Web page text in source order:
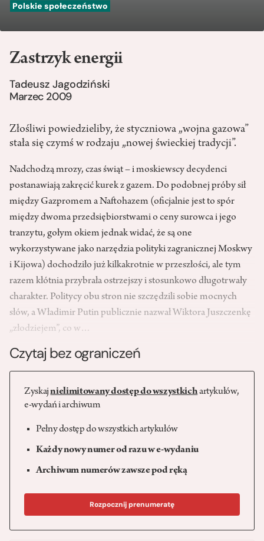
Polskie społeczeństwo
Zastrzyk energii
Tadeusz Jagodziński
Marzec 2009
Złośliwi powiedzieliby, że styczniowa „wojna gazowa”
stała się czymś w rodzaju „nowej świeckiej tradycji”.
Nadchodzą mrozy, czas świąt – i moskiewscy decydenci
postanawiają zakręcić kurek z gazem. Do podobnej próby sił
między Gazpromem a Naftohazem (oficjalnie jest to spór
między dwoma przedsiębiorstwami o ceny surowca i jego
tranzytu, gołym okiem jednak widać, że są one
wykorzystywane jako narzędzia polityki zagranicznej Moskwy
i Kijowa) dochodziło już kilkakrotnie w przeszłości, ale tym
razem kłótnia przybrała ostrzejszy i stosunkowo długotrwały
charakter. Politycy obu stron nie szczędzili sobie mocnych
słów, a Władimir Putin publicznie nazwał Wiktora Juszczenkę
„złodziejem”, co w…
Czytaj bez ograniczeń
Zyskajnielimitowany dostęp do wszystkichartykułów,
e-wydań i archiwum
Pełny dostęp do wszystkich artykułów
Każdy nowy numer od razu w e-wydaniu
Archiwum numerów zawsze pod ręką
Rozpocznij prenumeratę